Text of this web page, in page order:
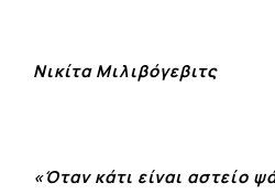
Νικίτα Μιλιβόγεβιτς
«Όταν κάτι είναι αστείο